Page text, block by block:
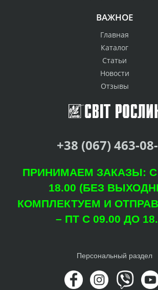
ВАЖНОЕ
Главная
Каталог
Статьи
Новости
Отзывы
+38 (067) 463-
ПРИНИМАЕМ ЗАКАЗЫ: С
18.00 (БЕЗ
КОМПЛЕКТУЕМ И
– ПТ С 09.00 ДО
Персональный раздел